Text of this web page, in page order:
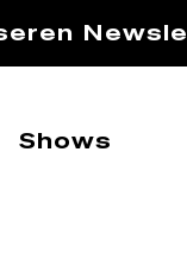
Shows